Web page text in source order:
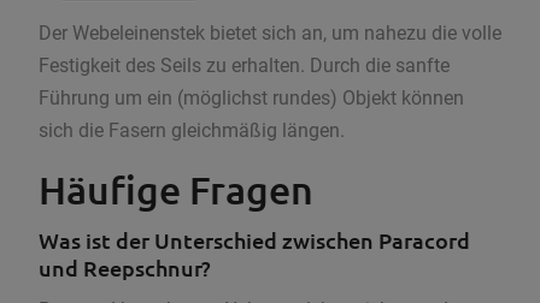
Der Webeleinenstek bietet sich an, um nahezu die volle
Festigkeit des Seils zu erhalten. Durch die sanfte
Führung um ein (möglichst rundes) Objekt können
sich die Fasern gleichmäßig längen.
Häufige Fragen
Was ist der Unterschied zwischen Paracord
und Reepschnur?